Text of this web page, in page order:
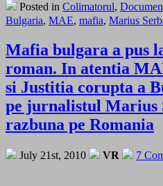
Posted in Colimatorul,
Bulgaria, MAE, mafia, Marius
Mafia bulgara a pus
roman. In atentia
si Justitia corupta a
pe jurnalistul Marius
razbuna pe Romania
July 21st, 2010 VR 7